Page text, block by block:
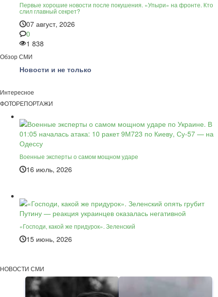
Первые хорошие новости после покушения. «Упыри» на фронте. Кто
слил главный секрет?
07 август, 2026
0
1 838
Обзор СМИ
Новости и не только
Интересное
ФОТОРЕПОРТАЖИ
Военные эксперты о самом мощном ударе
16 июль, 2026
«Господи, какой же придурок». Зеленский
15 июнь, 2026
НОВОСТИ СМИ